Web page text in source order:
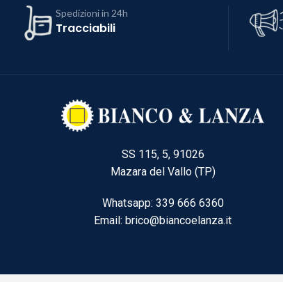
Spedizioni in 24h
Tracciabili
SS 115, 5, 91026
Mazara del Vallo (TP)
Whatsapp: 339 666 6360
Email: brico@biancoelanza.it